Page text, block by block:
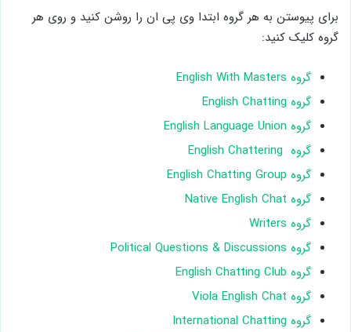
برای پیوستن به هر گروه ابتدا وی پی ان را روشن کنید و روی هر
گروه کلیک کنید:
گروه English With Masters
گروه English Chatting
گروه English Language Union
گروه English Chattering
گروه English Chatting Group
گروه Native English Chat
گروه Writers
گروه Political Questions & Discussions
گروه English Chatting Club
گروه Viola English Chat
گروه International Chatting